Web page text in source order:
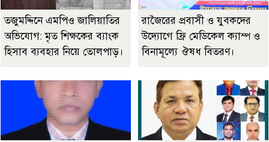
তজুমদ্দিনে এমপিও জালিয়াতির
অভিযোগ: মৃত শিক্ষকের ব্যাংক
হিসাব ব্যবহার নিয়ে তোলপাড়।
রাজৈরের‌ প্রবাসী ও যুবকদের
উদ্যোগে ফ্রি মেডিকেল ক্যাম্প ও
বিনামূল্যে ঔষধ বিতরণ।